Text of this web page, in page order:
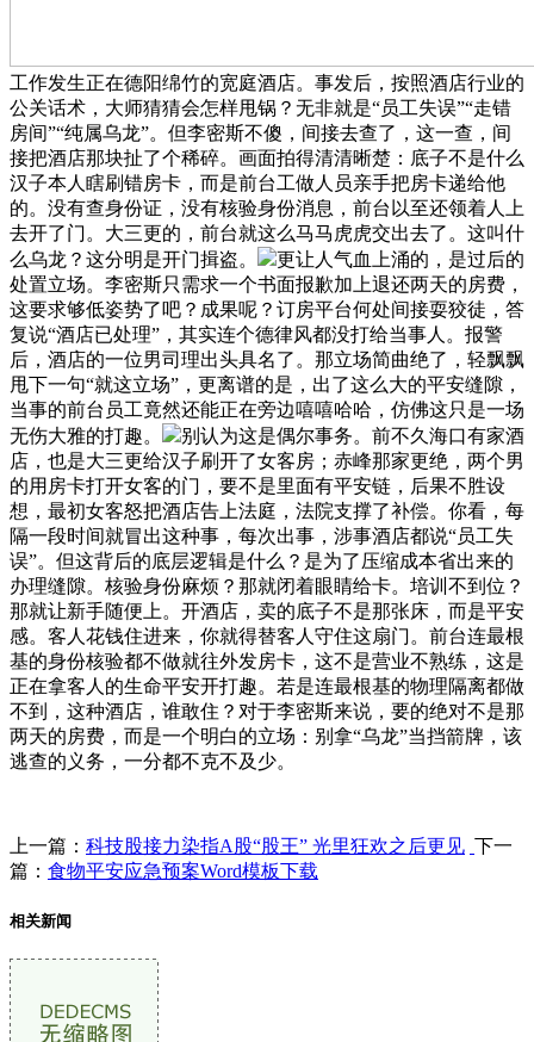
工作发生正在德阳绵竹的宽庭酒店。事发后，按照酒店行业的
公关话术，大师猜猜会怎样甩锅？无非就是“员工失误”“走错
房间”“纯属乌龙”。但李密斯不傻，间接去查了，这一查，间
接把酒店那块扯了个稀碎。画面拍得清清晰楚：底子不是什么
汉子本人瞎刷错房卡，而是前台工做人员亲手把房卡递给他
的。没有查身份证，没有核验身份消息，前台以至还领着人上
去开了门。大三更的，前台就这么马马虎虎交出去了。这叫什
么乌龙？这分明是开门揖盗。
更让人气血上涌的，是过后的
处置立场。李密斯只需求一个书面报歉加上退还两天的房费，
这要求够低姿势了吧？成果呢？订房平台何处间接耍狡徒，答
复说“酒店已处理”，其实连个德律风都没打给当事人。报警
后，酒店的一位男司理出头具名了。那立场简曲绝了，轻飘飘
甩下一句“就这立场”，更离谱的是，出了这么大的平安缝隙，
当事的前台员工竟然还能正在旁边嘻嘻哈哈，仿佛这只是一场
无伤大雅的打趣。
别认为这是偶尔事务。前不久海口有家酒
店，也是大三更给汉子刷开了女客房；赤峰那家更绝，两个男
的用房卡打开女客的门，要不是里面有平安链，后果不胜设
想，最初女客怒把酒店告上法庭，法院支撑了补偿。你看，每
隔一段时间就冒出这种事，每次出事，涉事酒店都说“员工失
误”。但这背后的底层逻辑是什么？是为了压缩成本省出来的
办理缝隙。核验身份麻烦？那就闭着眼睛给卡。培训不到位？
那就让新手随便上。开酒店，卖的底子不是那张床，而是平安
感。客人花钱住进来，你就得替客人守住这扇门。前台连最根
基的身份核验都不做就往外发房卡，这不是营业不熟练，这是
正在拿客人的生命平安开打趣。若是连最根基的物理隔离都做
不到，这种酒店，谁敢住？对于李密斯来说，要的绝对不是那
两天的房费，而是一个明白的立场：别拿“乌龙”当挡箭牌，该
逃查的义务，一分都不克不及少。
上一篇： 科技股接力染指A股“股王” 光里狂欢之后更见 下一
篇： 食物平安应急预案Word模板下载
相关新闻